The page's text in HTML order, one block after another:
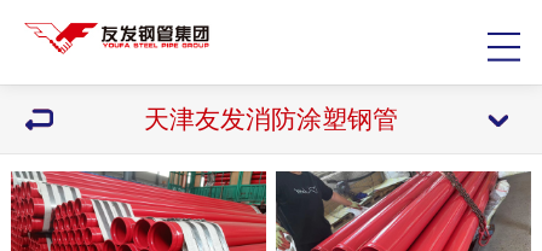
天津友发消防涂塑钢管